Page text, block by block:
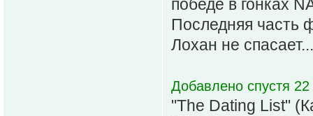
победе в гонках
Последняя часть
Лохан не
Добавлено спустя
"The Dating List"